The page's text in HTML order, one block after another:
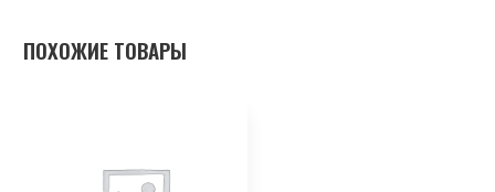
ПОХОЖИЕ ТОВАРЫ